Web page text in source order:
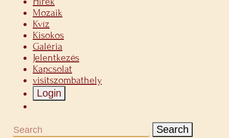
Mozaik
Kvíz
Kisokos
Galéria
Jelentkezés
Kapcsolat
visitszombathely
Login
Search